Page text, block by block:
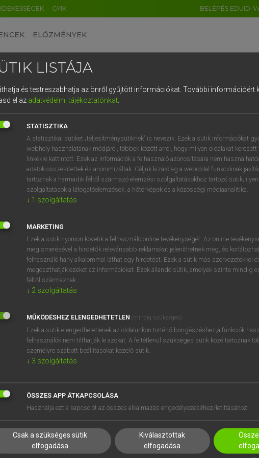
GYIK BELÉPÉS EDUID-
ELŐZMÉNYEK
Magyar−angol egyetemes nagyszótár
VAN ELŐFIZETÉSED?
megtekintéséhez.
BELÉPÉS
próbaverziójának
regisztrálok ésbelépek.
REGISZTRÁCIÓ
FELHASZNÁLÓKNAK
INTÉZMÉNYEKNEK
SÚGÓ
RÓLUNK
ELÉRHETŐSÉG
LISTÁJA
és testreszabhatja az önről gyűjtött információkat. További információért
el az adatvédelmi tájékoztatónkat.
STATISZTIKA
A statisztikai sütiket „teljesítménysütiknek” is nevezik. Ezek a sütik információkat
webhely használatának módjáról, többek között arról, hogy milyen oldalakat keresett
linkekre kattintott. Ezek az információk a felhasználó azonosítására nem
adatok összesítettek és anonimizáltak. Céljuk kizárólag a weboldal funkcióinak
tartoznak a harmadik féltől származó elemzési szolgáltatásokhoz tartozó sütik;
szolgáltatások a látogatóelemzések, a hőtérképek és a közösségi médiaanalitika.
↓ 1 szolgáltatás
MARKETING
Ezek a sütik nyomon követik a felhasználó online tevékenységét. Az online
megismerésével a hirdetők relevánsabb reklámokat jeleníthetnek meg, és
felhasználó hány alkalommal láthat egy hirdetést. Ezek a sütik más szervezetekkel
megoszthatják ezeket az információkat. Ezek állandó sütik, amelyek szinte mindig
féltől származnak.
↓ 2 szolgáltatás
MŰKÖDÉSHEZ ELENGEDHETETLEN (mindig szükséges)
Ezek a sütik elengedhetetlenek az oldalunkon történő böngészéshez,a funkciók
felhasználók nem tilthatják le azokat. A feltétlenül szükséges sütik közé tartoznak
személyre szabott beállításokat kezelő sütik.
↓ 3 szolgáltatás
ÖSSZES APP ÁTKAPCSOLÁSA
Használja ezt a kapcsolót az összes alkalmazás engedélyezéséhez/letiltásához.
Csak a szükséges sütik
elfogadása
Kiválasztottak
elfogadása
EN HU DE CN FR ES IT NL
0 1 2 3 4 5 6 7 8 9
q w e r t z u i
a s d f g h j k l é
í y x c v b n m , .